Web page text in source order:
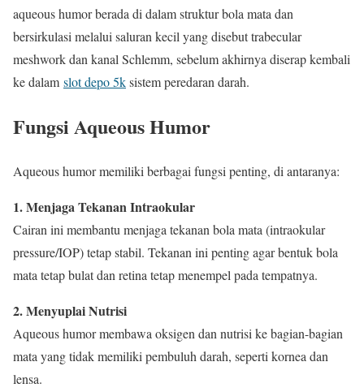
aqueous humor berada di dalam struktur bola mata dan
bersirkulasi melalui saluran kecil yang disebut trabecular
meshwork dan kanal Schlemm, sebelum akhirnya diserap kembali
ke dalam slot depo 5ksistem peredaran darah.
Fungsi Aqueous Humor
Aqueous humor memiliki berbagai fungsi penting, di antaranya:
1. Menjaga Tekanan Intraokular
Cairan ini membantu menjaga tekanan bola mata (intraokular
pressure/IOP) tetap stabil. Tekanan ini penting agar bentuk bola
mata tetap bulat dan retina tetap menempel pada tempatnya.
2. Menyuplai Nutrisi
Aqueous humor membawa oksigen dan nutrisi ke bagian-bagian
mata yang tidak memiliki pembuluh darah, seperti kornea dan
lensa.